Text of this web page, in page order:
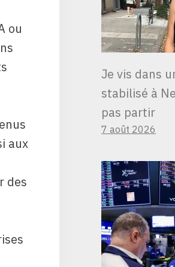
ou
aux
des
Je vis dans
stabilisé à
pas partir
7 août 2026